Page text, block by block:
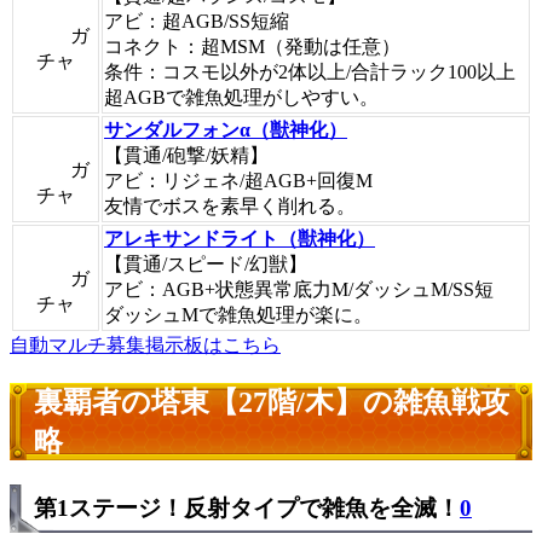
ガ
チャ
アビ：超AGB/SS短縮
コネクト：超MSM（発動は任意）
条件：コスモ以外が2体以上/合計ラック100以上
超AGBで雑魚処理がしやすい。
ガ
チャ
サンダルフォンα（獣神化）
【貫通/砲撃/妖精】
アビ：リジェネ/超AGB+回復M
友情でボスを素早く削れる。
ガ
チャ
アレキサンドライト（獣神化）
【貫通/スピード/幻獣】
アビ：AGB+状態異常底力M/ダッシュM/SS短
ダッシュMで雑魚処理が楽に。
自動マルチ募集掲示板はこちら
裏覇者の塔東【27階/木】の雑魚戦攻
略
第1ステージ！反射タイプで雑魚を全滅！ 0